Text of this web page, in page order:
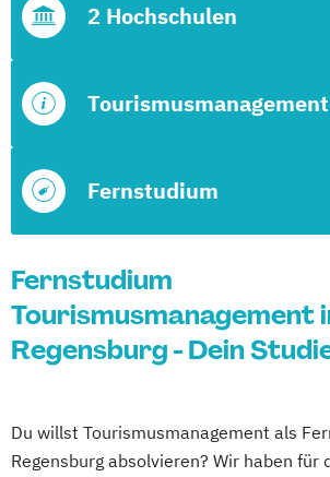
Fernstudium
Tourismusmanagement
2 Hochschulen
Fernstudium
Tourismusmanagement
Regensburg - Dein
Du willst Tourismusmanagement als
Regensburg absolvieren? Wir haben für